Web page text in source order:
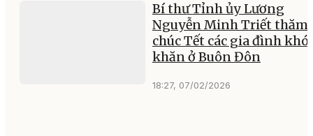
Bí thư Tỉnh ủy Lương
Nguyễn Minh Triết thăm,
chúc Tết các gia đình khó
khăn ở Buôn Đôn
18:27, 07/02/2026